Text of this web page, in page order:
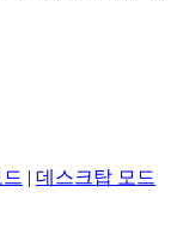
| 데스크탑 모드